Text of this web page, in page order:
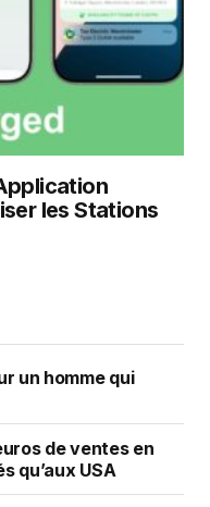
les Stations
un homme qui
de ventes en
qu’aux USA